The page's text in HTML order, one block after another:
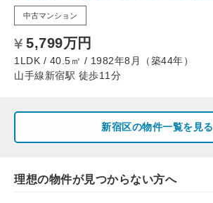
中古マンション
5,799万円
1LDK / 40.5㎡ / 1982年8月（築44年）
山手線新宿駅 徒歩11分
新宿区の物件一覧を見る
理想の物件が見つからない方へ